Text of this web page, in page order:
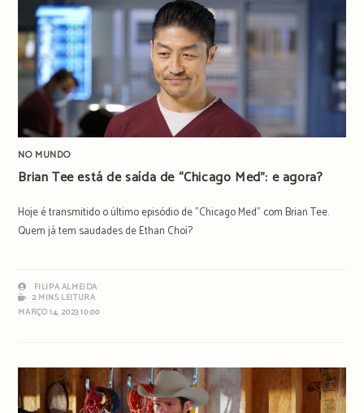
NO MUNDO
Brian Tee está de saída de “Chicago Med”: e agora?
Hoje é transmitido o último episódio de "Chicago Med" com Brian Tee.
Quem já tem saudades de Ethan Choi?
FILIPA ALMEIDA
2 MINS LEITURA
MARÇO 14, 2023 10:00